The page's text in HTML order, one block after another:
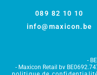
089 82 10 10
info@maxicon.be
Maxicon Retail bv